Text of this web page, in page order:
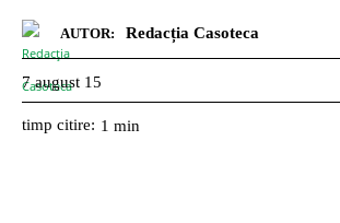
AUTOR: Redacția Casoteca
7 august 15
timp citire: 1 min